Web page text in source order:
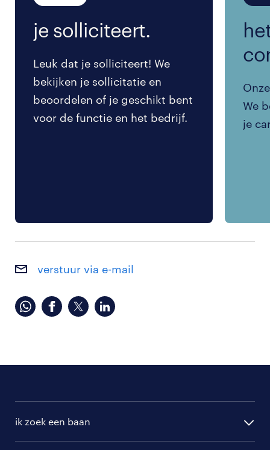
je solliciteert.
Leuk dat je solliciteert! We
bekijken je sollicitatie en
beoordelen of je geschikt bent
voor de functie en het bedrijf.
We
je
verstuur via e-mail
ik zoek een baan